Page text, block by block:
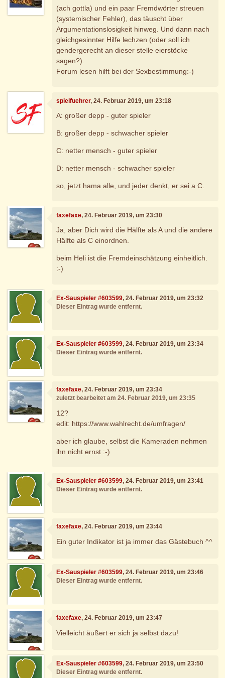
(ach gottla) und ein paar Fremdwörter streuen
(systemischer Fehler), das täuscht über
Argumentationslosigkeit hinweg. Und dann nach
gleichgesinnter Hilfe lechzen (oder soll ich
gendergerecht an dieser stelle eierstöcke
sagen?).
Forum lesen hilft bei der Sexbestimmung:-)
spielfuehrer, 24. Februar 2019, um 23:18
A: großer depp - guter spieler
B: großer depp - schwacher spieler
C: netter mensch - guter spieler
D: netter mensch - schwacher spieler
so, jetzt hama alle, und jeder denkt, er sei a C.
faxefaxe, 24. Februar 2019, um 23:30
Ja, aber Dich wird die Hälfte als A und die andere
Hälfte als C einordnen.
beim Heli ist die Fremdeinschätzung einheitlich.
:-)
Ex-Sauspieler #603599, 24. Februar 2019, um 23:32
Dieser Eintrag wurde entfernt.
Ex-Sauspieler #603599, 24. Februar 2019, um 23:34
Dieser Eintrag wurde entfernt.
faxefaxe, 24. Februar 2019, um 23:34
zuletzt bearbeitet am 24. Februar 2019, um 23:35
12?
edit: https://www.wahlrecht.de/umfragen/
aber ich glaube, selbst die Kameraden nehmen
ihn nicht ernst :-)
Ex-Sauspieler #603599, 24. Februar 2019, um 23:41
Dieser Eintrag wurde entfernt.
faxefaxe, 24. Februar 2019, um 23:44
Ein guter Indikator ist ja immer das Gästebuch ^^
Ex-Sauspieler #603599, 24. Februar 2019, um 23:46
Dieser Eintrag wurde entfernt.
faxefaxe, 24. Februar 2019, um 23:47
Vielleicht äußert er sich ja selbst dazu!
Ex-Sauspieler #603599, 24. Februar 2019, um 23:50
Dieser Eintrag wurde entfernt.